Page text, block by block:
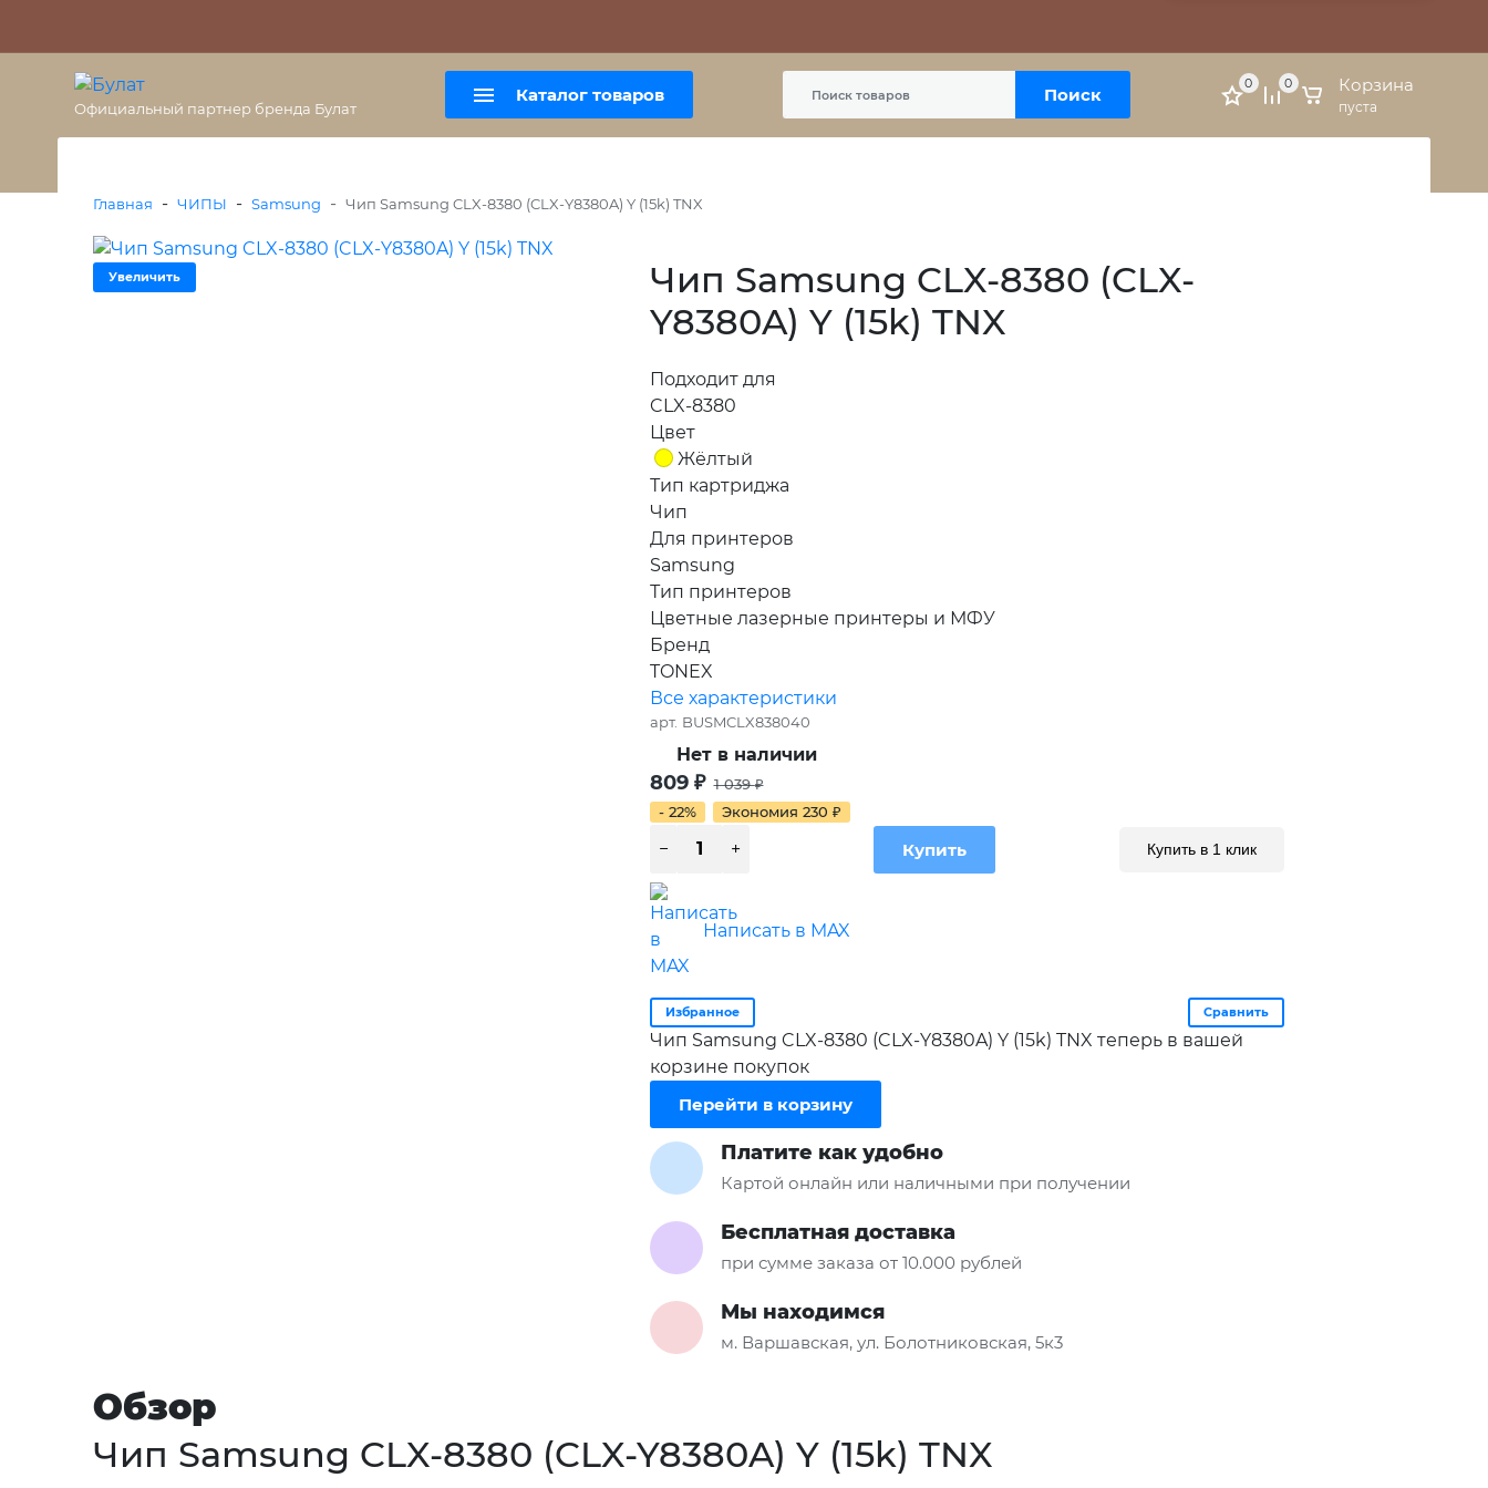
+7 (495) 477-56-25
Личный кабинет
Официальный партнер бренда Булат
Каталог товаров Поиск
0 0 Корзина
пуста
Главная - ЧИПЫ - Samsung - Чип Samsung CLX-8380 (CLX-Y8380A) Y (15k) TNX
Увеличить
Чип Samsung CLX-8380 (CLX-
Y8380A) Y (15k) TNX
Подходит для
CLX-8380
Цвет
Жёлтый
Тип картриджа
Чип
Для принтеров
Samsung
Тип принтеров
Цветные лазерные принтеры и МФУ
Бренд
TONEX
Все характеристики
арт. BUSMCLX838040
Нет в наличии
809 ₽ 1 039₽
- 22%
Экономия 230 ₽
Купить в 1 клик
Написать в MAX
Избранное Сравнить
Чип Samsung CLX-8380 (CLX-Y8380A) Y (15k) TNX теперь в вашей
корзине покупок
Перейти в корзину
Платите как удобно
Картой онлайн или наличными при получении
Бесплатная доставка
при сумме заказа от 10.000 рублей
Мы находимся
м. Варшавская, ул. Болотниковская, 5к3
Обзор
Чип Samsung CLX-8380 (CLX-Y8380A) Y (15k) TNX